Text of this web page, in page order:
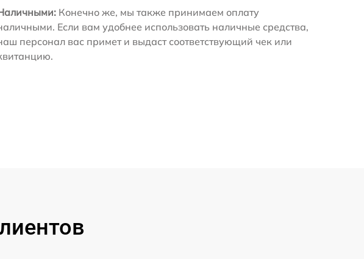
Конечно же, мы также принимаем оплату
Если вам удобнее использовать наличные средства,
персонал вас примет и выдаст соответствующий чек или